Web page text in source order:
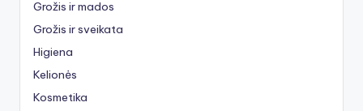
Grožis ir mados
Grožis ir sveikata
Higiena
Kelionės
Kosmetika